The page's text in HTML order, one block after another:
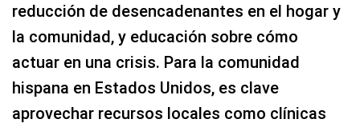
reducción de desencadenantes en el hogar y
la comunidad, y educación sobre cómo
actuar en una crisis. Para la comunidad
hispana en Estados Unidos, es clave
aprovechar recursos locales como clínicas